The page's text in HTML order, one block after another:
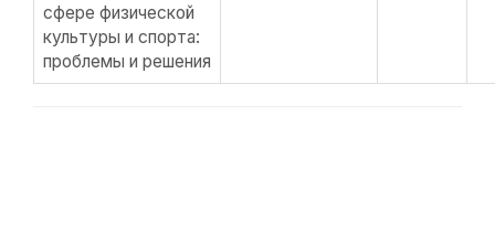
сфере физической
культуры и спорта:
проблемы и решения